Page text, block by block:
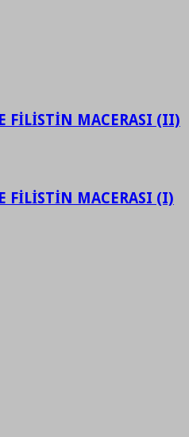
FİLİSTİN MACERASI (II)
FİLİSTİN MACERASI (I)